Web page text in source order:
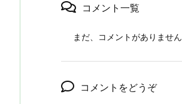
コメント一覧
まだ、コメントがありません
コメントをどうぞ